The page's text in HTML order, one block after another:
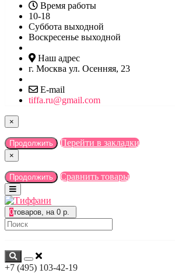
Время работы
10-18
Суббота выходной
Воскресенье выходной
Наш адрес
г. Москва ул. Осенняя, 23
E-mail
tiffa.ru@gmail.com
×
Продолжить Перейти в закладки
×
Продолжить Сравнить товары
0товаров, на 0 р.
+7 (495) 103-42-19